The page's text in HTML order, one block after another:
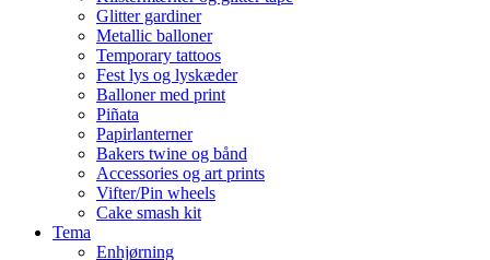
Glitter gardiner
Metallic balloner
Temporary tattoos
Fest lys og lyskæder
Balloner med print
Piñata
Papirlanterner
Bakers twine og bånd
Accessories og art prints
Vifter/Pin wheels
Cake smash kit
Tema
Enhjørning